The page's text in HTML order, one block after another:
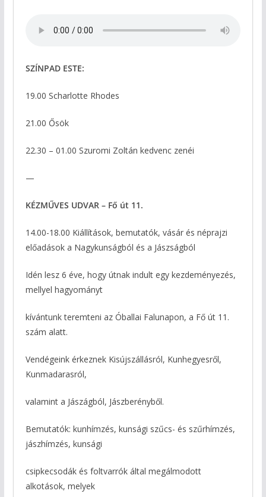
SZÍNPAD ESTE:
19.00 Scharlotte Rhodes
21.00 Ősök
22.30 – 01.00 Szuromi Zoltán kedvenc zenéi
—
KÉZMŰVES UDVAR – Fő út 11.
14.00-18.00 Kiállítások, bemutatók, vásár és néprajzi
előadások a Nagykunságból és a Jászságból
Idén lesz 6 éve, hogy útnak indult egy kezdeményezés,
mellyel hagyományt
kívántunk teremteni az Óballai Falunapon, a Fő út 11.
szám alatt.
Vendégeink érkeznek Kisújszállásról, Kunhegyesről,
Kunmadarasról,
valamint a Jászágból, Jászberényből.
Bemutatók: kunhímzés, kunsági szűcs- és szűrhímzés,
jászhímzés, kunsági
csipkecsodák és foltvarrók által megálmodott
alkotások, melyek